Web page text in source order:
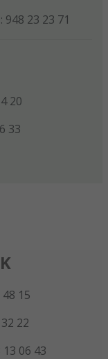
: 948 23 23 71
20
33
48 15
22
13 06 43